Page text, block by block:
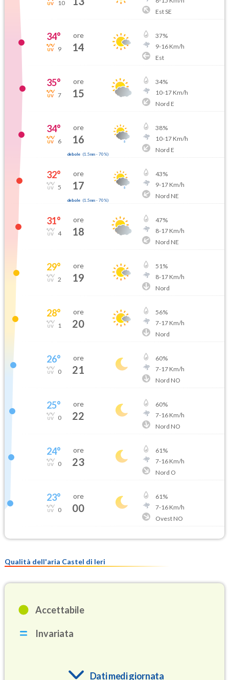
10
Est SE
34°
9
ore
14
37%
9-16Km/h
Est
35°
7
ore
15
34%
10-17Km/h
Nord E
34°
6
ore
16
debole (1.5mm- 70 %)
38%
10-17Km/h
Nord E
32°
5
ore
17
debole (1.5mm- 70 %)
43%
9-17Km/h
Nord NE
31°
4
ore
18
47%
8-17Km/h
Nord NE
29°
2
ore
19
51%
8-17Km/h
Nord
28°
1
ore
20
56%
7-17Km/h
Nord
26°
0
ore
21
60%
7-17Km/h
Nord NO
25°
0
ore
22
60%
7-16Km/h
Nord NO
24°
0
ore
23
61%
7-16Km/h
Nord O
23°
0
ore
00
61%
7-16Km/h
Ovest NO
Qualità dell'aria Castel di Ieri
Accettabile
Invariata
Dati medi giornata